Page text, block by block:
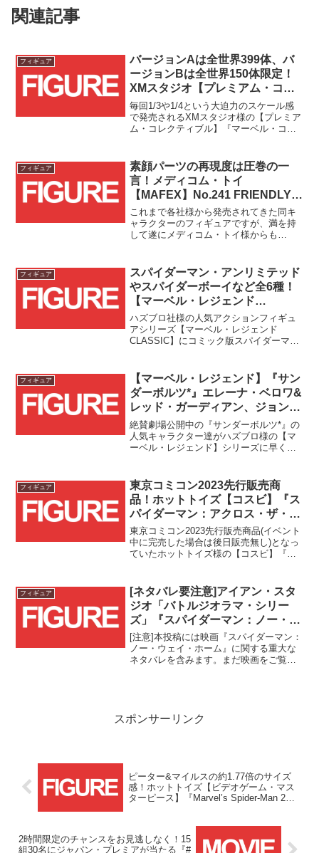
関連記事
フィギュア
バージョンAは全世界399体、バ
ージョンBは全世界150体限定！
XMスタジオ【プレミアム・コレ
クティブル】『マーベル・コミッ
ク』アイアンマン(スーツアップ)
が国内流通トイサピエンス限定で
毎回1/3や1/4という大迫力のスケール感
で発売されるXMスタジオ様の【プレミア
ム・コレクティブル】『マーベル・コミ
フィギュア
素顔パーツの再現度は圧巻の一
言！メディコム・トイ
【MAFEX】No.241 FRIENDLY
NEIGHBORHOOD SPIDER-MAN
の予約受付がスタート！！
これまで各社様から発売されてきた同キ
ャラクターのフィギュアですが、満を持
して遂にメディコム・トイ様からも
フィギュア
スパイダーマン・アンリミテッド
やスパイダーボーイなど全6種！
【マーベル・レジェンド
CLASSIC】スパイダーマンシリ
ーズが新たに登場！！
ハズブロ社様の人気アクションフィギュ
アシリーズ【マーベル・レジェンド
CLASSIC】にコミック版スパイダーマン
フィギュア
【マーベル・レジェンド】『サン
ダーボルツ*』エレーナ・ベロワ&
レッド・ガーディアン、ジョン・
ウォーカー&セントリーの2パッ
クが登場！！
絶賛劇場公開中の『サンダーボルツ*』の
人気キャラクター達がハズブロ様の【マ
ーベル・レジェンド】シリーズに早くも
フィギュア
東京コミコン2023先行販売商
品！ホットトイズ【コスビ】『ス
パイダーマン：アクロス・ザ・ス
パイダーバース』スパイダーマン
3体セット全3種が通販開始！！
東京コミコン2023先行販売商品(イベント
中に完売した場合は後日販売無し)となっ
ていたホットトイズ様の【コスビ】『ス
種)がトイサピエンス様にて通販受付スタ
ートです！！
フィギュア
[ネタバレ要注意]アイアン・スタ
ジオ「バトルジオラマ・シリー
ズ」『スパイダーマン：ノー・ウ
ェイ・ホーム』スパイダーマン予
約受付開始！！
[注意]本投稿には映画『スパイダーマン：
ノー・ウェイ・ホーム』に関する重大な
ネタバレを含みます。まだ映画をご覧に
スポンサーリンク
ピーター&マイルスの約1.77倍のサイズ
感！ホットトイズ【ビデオゲーム・マス
ターピース】『Marvel’s Spider-Man 2』
2時間限定のチャンスをお見逃しなく！15
組30名にジャパン・プレミアが当たる『#